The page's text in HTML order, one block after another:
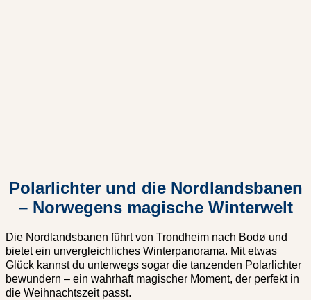
Polarlichter und die Nordlandsbanen
– Norwegens magische Winterwelt
Die Nordlandsbanen führt von Trondheim nach Bodø und
bietet ein unvergleichliches Winterpanorama. Mit etwas
Glück kannst du unterwegs sogar die tanzenden Polarlichter
bewundern – ein wahrhaft magischer Moment, der perfekt in
die Weihnachtszeit passt.